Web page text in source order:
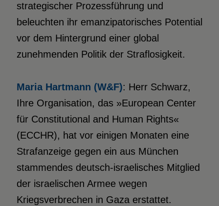
strategischer Prozessführung und
beleuchten ihr emanzipatorisches Potential
vor dem Hintergrund einer global
zunehmenden Politik der Straflosigkeit.
Maria Hartmann (W&F): Herr Schwarz,
Ihre Organisation, das »European Center
für Constitutional and Human Rights«
(ECCHR), hat vor einigen Monaten eine
Strafanzeige gegen ein aus München
stammendes deutsch-israelisches Mitglied
der israelischen Armee wegen
Kriegsverbrechen in Gaza erstattet.